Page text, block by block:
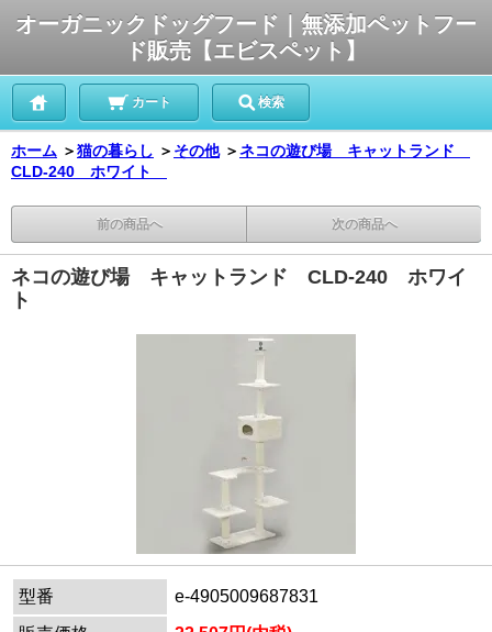
オーガニックドッグフード｜無添加ペットフー
ド販売【エビスペット】
カート 検索
ホーム ＞猫の暮らし ＞ その他 ＞ネコの遊び場 キャットランド
CLD-240 ホワイト
前の商品へ 次の商品へ
ネコの遊び場 キャットランド CLD-240 ホワイ
ト
型番
e-4905009687831